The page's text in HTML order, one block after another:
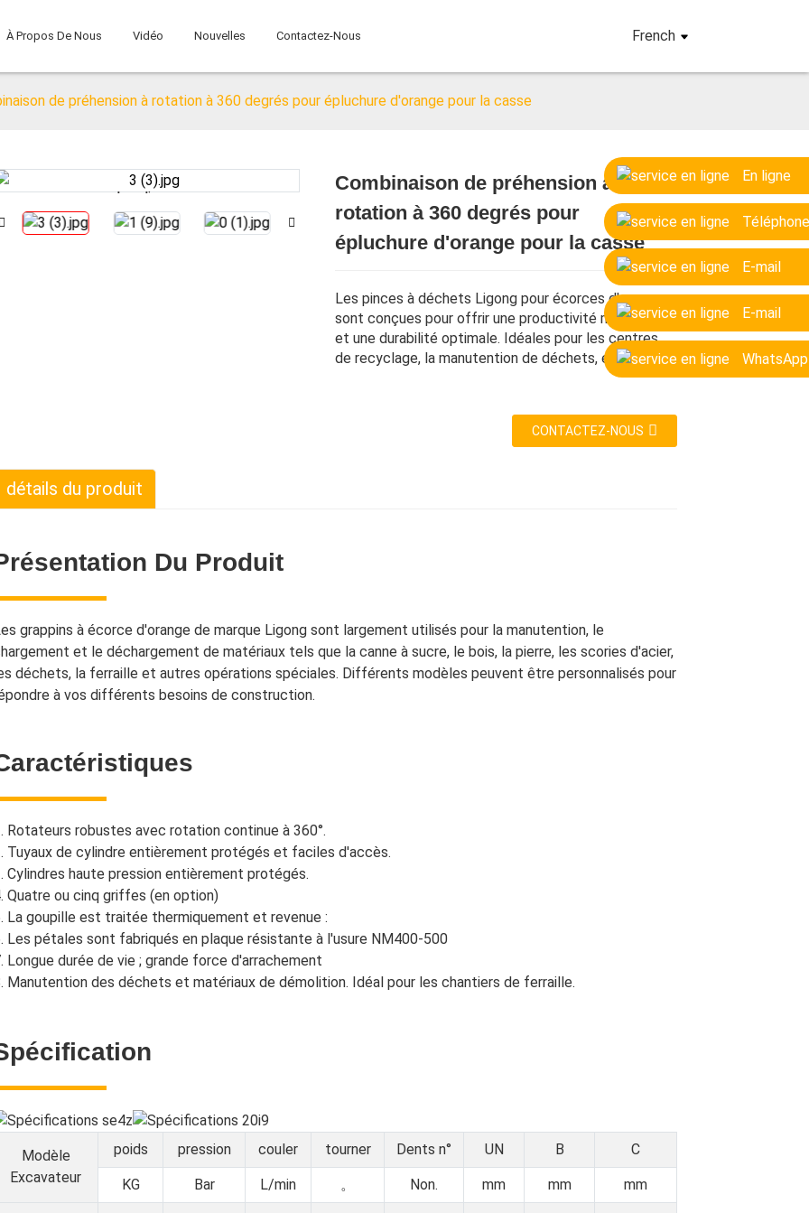
À Propos De Nous Vidéo Nouvelles Contactez-Nous French
En ligne
Téléphone
E-mail
E-mail
WhatsApp
de préhension à rotation à 360 degrés pour épluchure d'orange pour la casse
Loading...
Loading... Loading...
Loading...
Combinaison de préhension à
rotation à 360 degrés pour
épluchure d'orange pour la casse
Les pinces à déchets Ligong pour écorces d'orange
sont conçues pour offrir une productivité maximale
et une durabilité optimale. Idéales pour les centres
de recyclage, la manutention de déchets, etc.
CONTACTEZ-NOUS
détails du produit
Du Produit
grappins à écorce d'orange de marque Ligong sont largement utilisés pour la manutention, le
et le déchargement de matériaux tels que la canne à sucre, le bois, la pierre, les scories d'acier,
déchets, la ferraille et autres opérations spéciales. Différents modèles peuvent être personnalisés pour
à vos différents besoins de construction.
Rotateurs robustes avec rotation continue à 360°.
Tuyaux de cylindre entièrement protégés et faciles d'accès.
Cylindres haute pression entièrement protégés.
Quatre ou cinq griffes (en option)
La goupille est traitée thermiquement et revenue :
Les pétales sont fabriqués en plaque résistante à l'usure NM400-500
Longue durée de vie ; grande force d'arrachement
Manutention des déchets et matériaux de démolition. Idéal pour les chantiers de ferraille.
Modèle
Excavateur
poids pression couler tourner Dents n° UN B C
KG Bar L/min 。 Non. mm mm mm